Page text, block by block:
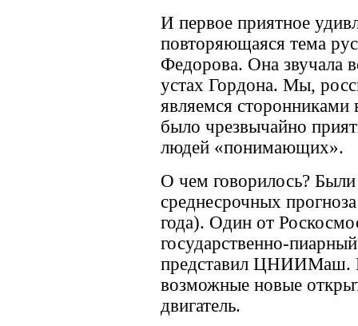
И первое приятное
повторяющаяся тема
Федорова. Она звучала
устах Гордона. Мы,
являемся сторонниками
было чрезвычайно
людей «понимающих».
О чем говорилось?
среднесрочных
года). Один от
государственно-
представил ЦНИИМаш.
возможные новые
двигатель.